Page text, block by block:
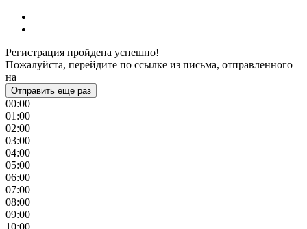
Регистрация пройдена успешно!
Пожалуйста, перейдите по ссылке из письма, отправленного
на
Отправить еще раз
00:00
01:00
02:00
03:00
04:00
05:00
06:00
07:00
08:00
09:00
10:00